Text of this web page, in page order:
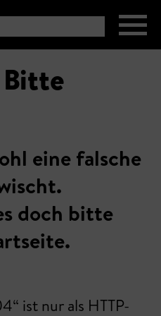
eine falsche
doch bitte
ist nur als HTTP-